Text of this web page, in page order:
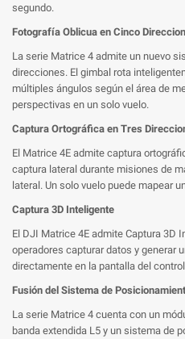
segundo.
Fotografía Oblicua en Cinco
La serie Matrice 4 admite un nuevo
direcciones. El gimbal rota
múltiples ángulos según el área de
perspectivas en un solo vuelo.
Captura Ortográfica en Tres
El Matrice 4E admite captura
captura lateral durante misiones de
lateral. Un solo vuelo puede mapear
Captura 3D Inteligente
El DJI Matrice 4E admite Captura 3D
operadores capturar datos y generar
directamente en la pantalla del
Fusión del Sistema de
La serie Matrice 4 cuenta con un
banda extendida L5 y un sistema de